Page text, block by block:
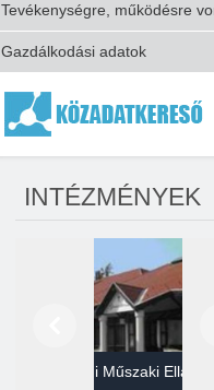
Tevékenységre, működésre
Gazdálkodási adatok
INTÉZMÉNYEK
Gazdasági Műszaki Ellátó